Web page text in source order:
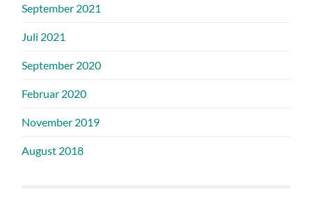
September 2021
Juli 2021
September 2020
Februar 2020
November 2019
August 2018